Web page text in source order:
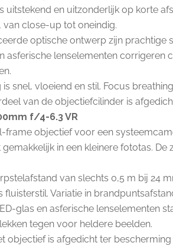
uitstekend en uitzonderlijk op korte
close-up tot oneindig.
optische ontwerp zijn
asferische lenselementen
snel, vloeiend en stil. Focus
van de objectiefcilinder is
f/4-6.3 VR
objectief voor een
in een kleinere fototas.
van slechts 0,5 m bij 24
fluisterstil. Variatie in
glas en asferische lenselementen
tegen voor heldere beelden.
objectief is afgedicht ter